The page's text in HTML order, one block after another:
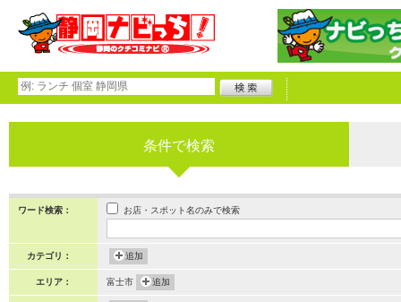
条件で検索
ワード検索： お店・スポット名のみで検索
カテゴリ： 追加
エリア： 富士市 追加